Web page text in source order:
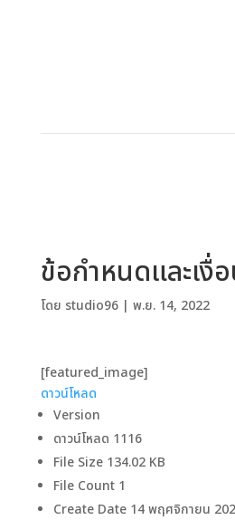
ข้อกำหนดและเงื่
โดย studio96| พ.ย. 14, 2022
[featured_image]
ดาวน์โหลด
Version
ดาวน์โหลด 1116
File Size 134.02 KB
File Count 1
Create Date 14 พฤศจิกายน